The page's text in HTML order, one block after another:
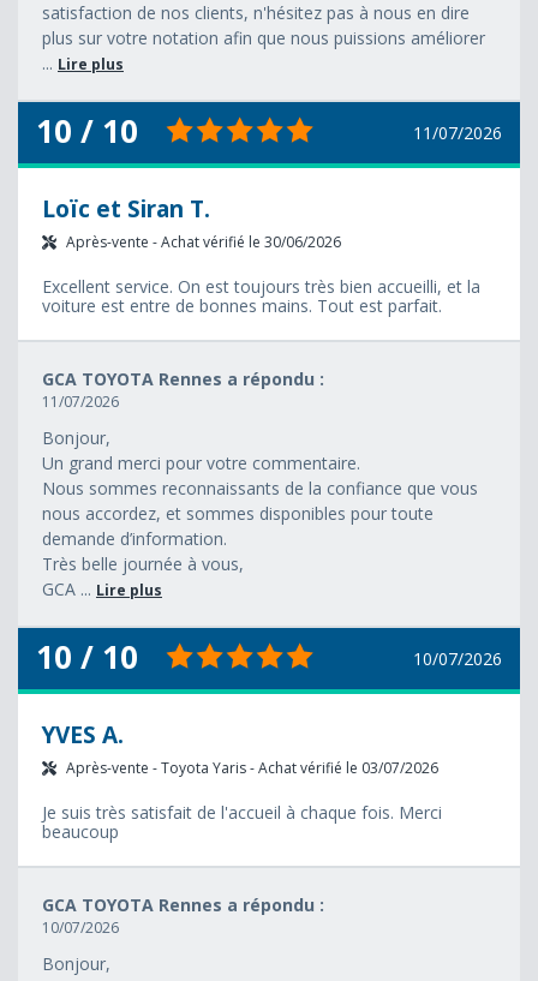
satisfaction de nos clients, n'hésitez pas à nous en dire
plus sur votre notation afin que nous puissions améliorer
... Lire plus
10 / 10 11/07/2026
Loïc et Siran T.
Après-vente - Achat vérifié le 30/06/2026
Excellent service. On est toujours très bien accueilli, et la
voiture est entre de bonnes mains. Tout est parfait.
GCA TOYOTA Rennes a répondu :
11/07/2026
Bonjour,
Un grand merci pour votre commentaire.
Nous sommes reconnaissants de la confiance que vous
nous accordez, et sommes disponibles pour toute
demande d’information.
Très belle journée à vous,
GCA ... Lire plus
10 / 10 10/07/2026
YVES A.
Après-vente - Toyota Yaris - Achat vérifié le 03/07/2026
Je suis très satisfait de l'accueil à chaque fois. Merci
beaucoup
GCA TOYOTA Rennes a répondu :
10/07/2026
Bonjour,